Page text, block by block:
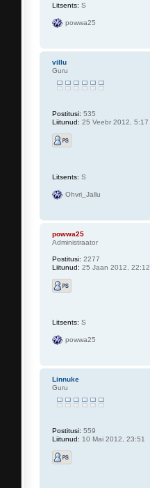
Litsents: S
powwa25
villu
Guru
Postitusi: 535
Liitunud: 25 Veebr 2012, 5:17
Litsents: S
Ohvri_Jallu
powwa25
Administraator
Postitusi: 2277
Liitunud: 25 Jaan 2012, 22:12
Litsents: S
powwa25
Linnuke
Guru
Postitusi: 559
Liitunud: 10 Mai 2012, 23:51